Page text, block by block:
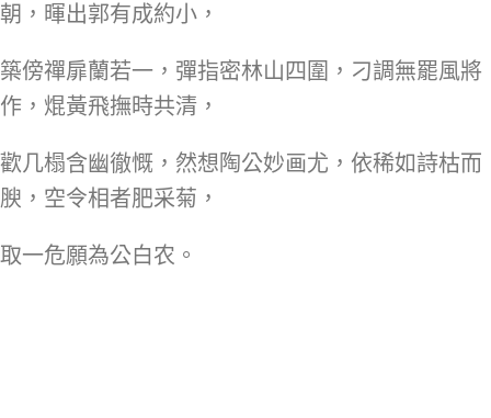
朝，暉出郭有成約小，
築傍禪扉蘭若一，彈指密林山四圍，刁調無罷風將
作，焜黃飛撫時共清，
歡几榻含幽徹慨，然想陶公妙画尤，依稀如詩枯而
腴，空令相者肥采菊，
取一危願為公白农。